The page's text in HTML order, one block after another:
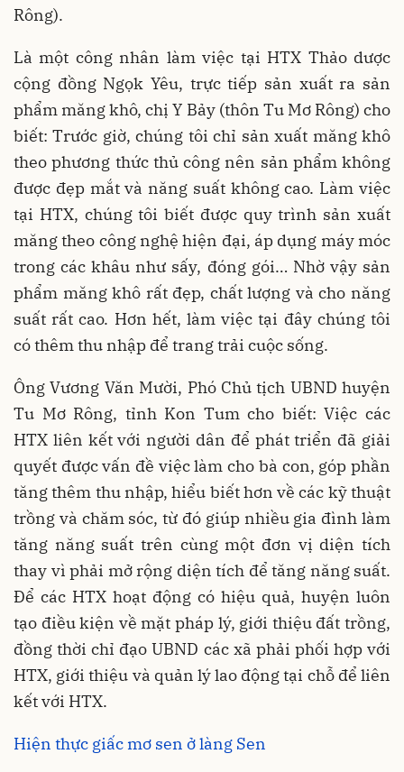
Rông).
Là một công nhân làm việc tại HTX Thảo dược
cộng đồng Ngọk Yêu, trực tiếp sản xuất ra sản
phẩm măng khô, chị Y Bảy (thôn Tu Mơ Rông) cho
biết: Trước giờ, chúng tôi chỉ sản xuất măng khô
theo phương thức thủ công nên sản phẩm không
được đẹp mắt và năng suất không cao. Làm việc
tại HTX, chúng tôi biết được quy trình sản xuất
măng theo công nghệ hiện đại, áp dụng máy móc
trong các khâu như sấy, đóng gói… Nhờ vậy sản
phẩm măng khô rất đẹp, chất lượng và cho năng
suất rất cao. Hơn hết, làm việc tại đây chúng tôi
có thêm thu nhập để trang trải cuộc sống.
Ông Vương Văn Mười, Phó Chủ tịch UBND huyện
Tu Mơ Rông, tỉnh Kon Tum cho biết: Việc các
HTX liên kết với người dân để phát triển đã giải
quyết được vấn đề việc làm cho bà con, góp phần
tăng thêm thu nhập, hiểu biết hơn về các kỹ thuật
trồng và chăm sóc, từ đó giúp nhiều gia đình làm
tăng năng suất trên cùng một đơn vị diện tích
thay vì phải mở rộng diện tích để tăng năng suất.
Để các HTX hoạt động có hiệu quả, huyện luôn
tạo điều kiện về mặt pháp lý, giới thiệu đất trồng,
đồng thời chỉ đạo UBND các xã phải phối hợp với
HTX, giới thiệu và quản lý lao động tại chỗ để liên
kết với HTX.
Hiện thực giấc mơ sen ở làng Sen